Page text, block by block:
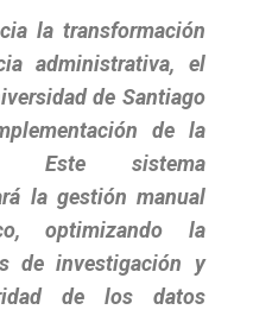
la transformación
administrativa, el
de Santiago
de la
Este sistema
la gestión manual
optimizando la
de investigación y
de los datos